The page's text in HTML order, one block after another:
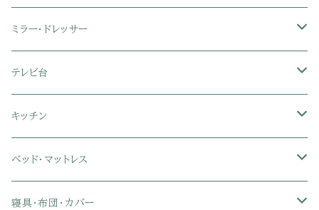
3人掛けソファ
フロアソファ・ローソファ
ソファベッド
カウチソファ・コーナーソファ
リクライニングソファ
2人掛け座椅子
リクライニング座椅子
肘付き座椅子
座椅子カバー
ポケットコイル座椅子
カラーボックス
本棚・書棚
衣類・タンス・チェスト
ハンガーラック
ラック・シェルフ
ミラー・ドレッサー
ドレッサー・鏡台
ミラー・スタンドミラー
テレビ台
壁面収納・ハイタイプテレビ台
ミドルタイプテレビ台
ロータイプテレビ台
キッチン
食器棚・キッチンボード
レンジ台
ベッド・マットレス
ローベッド
寝具・布団・カバー